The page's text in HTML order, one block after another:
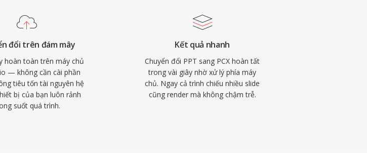
đổi trên đám mây
hoàn toàn trên máy chủ
— không cần cài phần
tiêu tốn tài nguyên hệ
bị của bạn luôn rảnh
suốt quá trình.
Kết quả nhanh
Chuyển đổi PPT sang PCX hoàn tất
trong vài giây nhờ xử lý phía máy
chủ. Ngay cả trình chiếu nhiều slide
cũng render mà không chậm trễ.